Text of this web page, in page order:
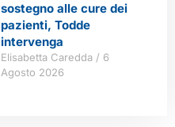
sostegno alle cure dei
pazienti, Todde
intervenga
Elisabetta Caredda
6
Agosto 2026